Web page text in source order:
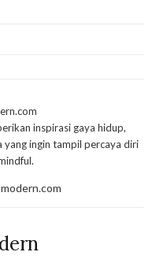
inspirasi gaya hidup,
ingin tampil percaya diri